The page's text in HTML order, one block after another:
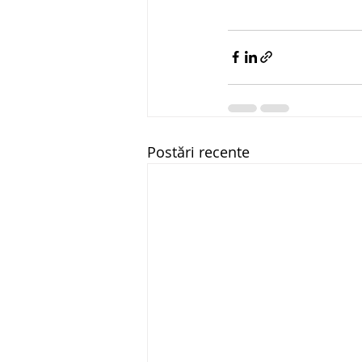
Postări recente